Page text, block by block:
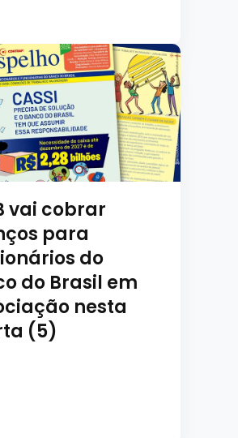
vai cobrar
para
do
do Brasil em
nesta
(5)